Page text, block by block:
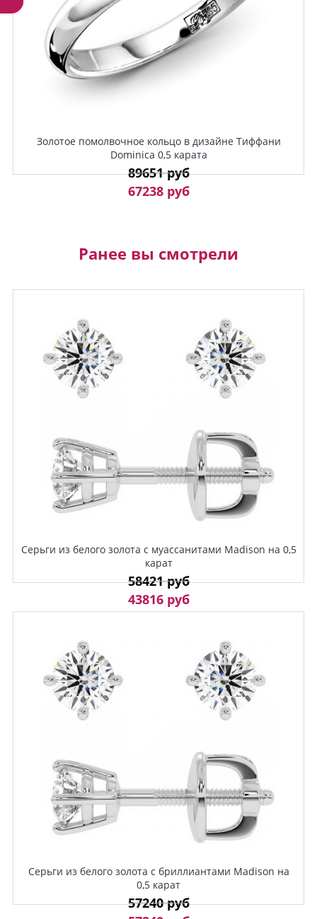
Золотое помолвочное кольцо в дизайне Тиффани
Dominica 0,5 карата
89651 руб
67238 руб
Ранее вы смотрели
Серьги из белого золота с муассанитами Madison на 0,5
карат
58421 руб
43816 руб
Серьги из белого золота с бриллиантами Madison на
0,5 карат
57240 руб